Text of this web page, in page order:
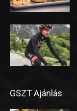
GSZT Ajánlás